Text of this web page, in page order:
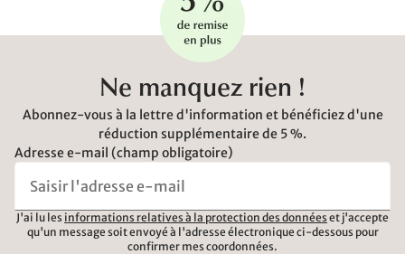
Ne manquez rien !
Abonnez-vous à la lettre d'information et bénéficiez d'une
réduction supplémentaire de 5 %.
Adresse e-mail (champ obligatoire)
J'ai lu les informations relatives à la protection des données et j'accepte
qu'un message soit envoyé à l'adresse électronique ci-dessous pour
confirmer mes coordonnées.